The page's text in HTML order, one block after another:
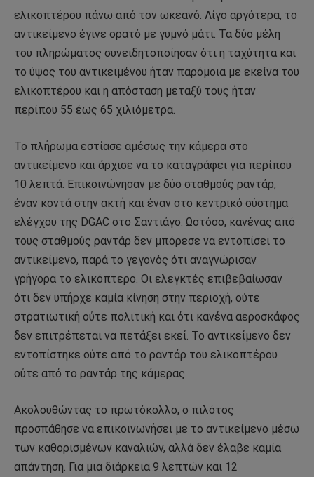
ελικοπτέρου πάνω από τον ωκεανό. Λίγο αργότερα, το
αντικείμενο έγινε ορατό με γυμνό μάτι. Τα δύο μέλη
του πληρώματος συνειδητοποίησαν ότι η ταχύτητα και
το ύψος του αντικειμένου ήταν παρόμοια με εκείνα του
ελικοπτέρου και η απόσταση μεταξύ τους ήταν
περίπου 55 έως 65 χιλιόμετρα.
Το πλήρωμα εστίασε αμέσως την κάμερα στο
αντικείμενο και άρχισε να το καταγράφει για περίπου
10 λεπτά. Επικοινώνησαν με δύο σταθμούς ραντάρ,
έναν κοντά στην ακτή και έναν στο κεντρικό σύστημα
ελέγχου της DGAC στο Σαντιάγο. Ωστόσο, κανένας από
τους σταθμούς ραντάρ δεν μπόρεσε να εντοπίσει το
αντικείμενο, παρά το γεγονός ότι αναγνώρισαν
γρήγορα το ελικόπτερο. Οι ελεγκτές επιβεβαίωσαν
ότι δεν υπήρχε καμία κίνηση στην περιοχή, ούτε
στρατιωτική ούτε πολιτική και ότι κανένα αεροσκάφος
δεν επιτρέπεται να πετάξει εκεί. Το αντικείμενο δεν
εντοπίστηκε ούτε από το ραντάρ του ελικοπτέρου
ούτε από το ραντάρ της κάμερας.
Ακολουθώντας το πρωτόκολλο, ο πιλότος
προσπάθησε να επικοινωνήσει με το αντικείμενο μέσω
των καθορισμένων καναλιών, αλλά δεν έλαβε καμία
απάντηση. Για μια διάρκεια 9 λεπτών και 12